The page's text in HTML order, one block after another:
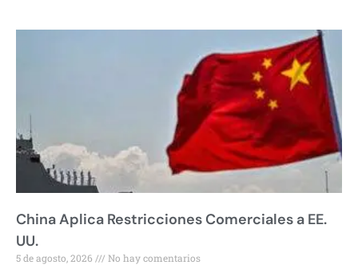
China Aplica Restricciones Comerciales a EE.
UU.
5 de agosto, 2026 No hay comentarios